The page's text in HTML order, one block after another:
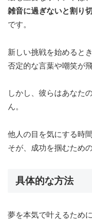
雑音に過ぎないと割り
です。
新しい挑戦を始めると
否定的な言葉や嘲笑が
しかし、彼らはあなた
ん。
他人の目を気にする時
そが、成功を掴むため
具体的な方法
夢を本気で叶えるため